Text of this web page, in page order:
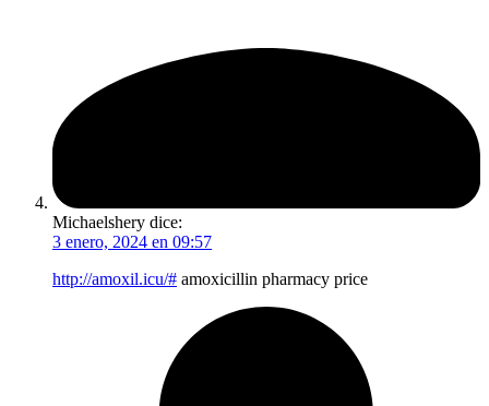
Michaelshery dice:
3 enero, 2024 en 09:57
http://amoxil.icu/# amoxicillin pharmacy price